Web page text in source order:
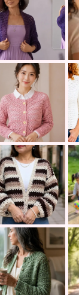
tejer un
a crochet
tus looks
que
una